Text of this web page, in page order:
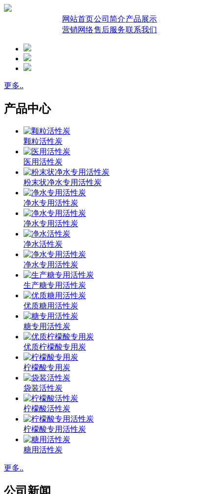
网站首页公司简介产品展示
营销网络售后服务联系我们
更多..
产品中心
颗粒活性炭
医用活性炭
粉末状净水专用活性炭
净水专用活性炭
净水专用活性炭
净水活性炭
净水专用活性炭
生产糖专用活性炭
优质糖用活性炭
糖专用活性炭
优质柠檬酸专用炭
柠檬酸专用炭
袋装活性炭
柠檬酸活性炭
柠檬酸专用活性炭
糖用活性炭
更多..
公司新闻